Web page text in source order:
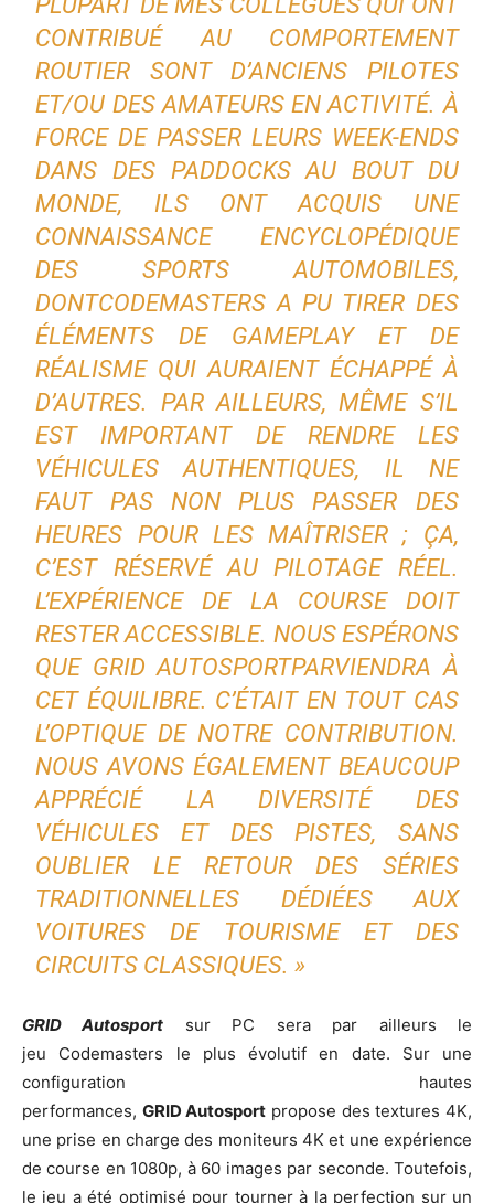
CONTRIBUÉ AU COMPORTEMENT
ROUTIER SONT D’ANCIENS PILOTES
ET/OU DES AMATEURS EN ACTIVITÉ. À
FORCE DE PASSER LEURS WEEK-ENDS
DANS DES PADDOCKS AU BOUT DU
MONDE, ILS ONT ACQUIS UNE
CONNAISSANCE ENCYCLOPÉDIQUE
DES SPORTS AUTOMOBILES,
DONTCODEMASTERS A PU TIRER DES
ÉLÉMENTS DE GAMEPLAY ET DE
RÉALISME QUI AURAIENT ÉCHAPPÉ À
D’AUTRES. PAR AILLEURS, MÊME S’IL
EST IMPORTANT DE RENDRE LES
VÉHICULES AUTHENTIQUES, IL NE
FAUT PAS NON PLUS PASSER DES
HEURES POUR LES MAÎTRISER ; ÇA,
C’EST RÉSERVÉ AU PILOTAGE RÉEL.
L’EXPÉRIENCE DE LA COURSE DOIT
RESTER ACCESSIBLE. NOUS ESPÉRONS
QUE GRID AUTOSPORTPARVIENDRA À
CET ÉQUILIBRE. C’ÉTAIT EN TOUT CAS
L’OPTIQUE DE NOTRE CONTRIBUTION.
NOUS AVONS ÉGALEMENT BEAUCOUP
APPRÉCIÉ LA DIVERSITÉ DES
VÉHICULES ET DES PISTES, SANS
OUBLIER LE RETOUR DES SÉRIES
TRADITIONNELLES DÉDIÉES AUX
VOITURES DE TOURISME ET DES
CIRCUITS CLASSIQUES. »
GRIDAutosport sur PC sera par ailleurs le
jeu Codemasters le plus évolutif en date. Sur une
configuration hautes
performances, GRIDAutosport propose des textures 4K,
une prise en charge des moniteurs 4K et une expérience
de course en 1080p, à 60 images par seconde. Toutefois,
le jeu a été optimisé pour tourner à la perfection sur un